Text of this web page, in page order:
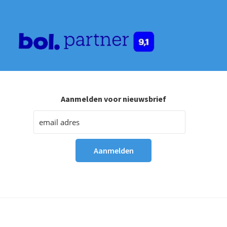
Aanmelden voor nieuwsbrief